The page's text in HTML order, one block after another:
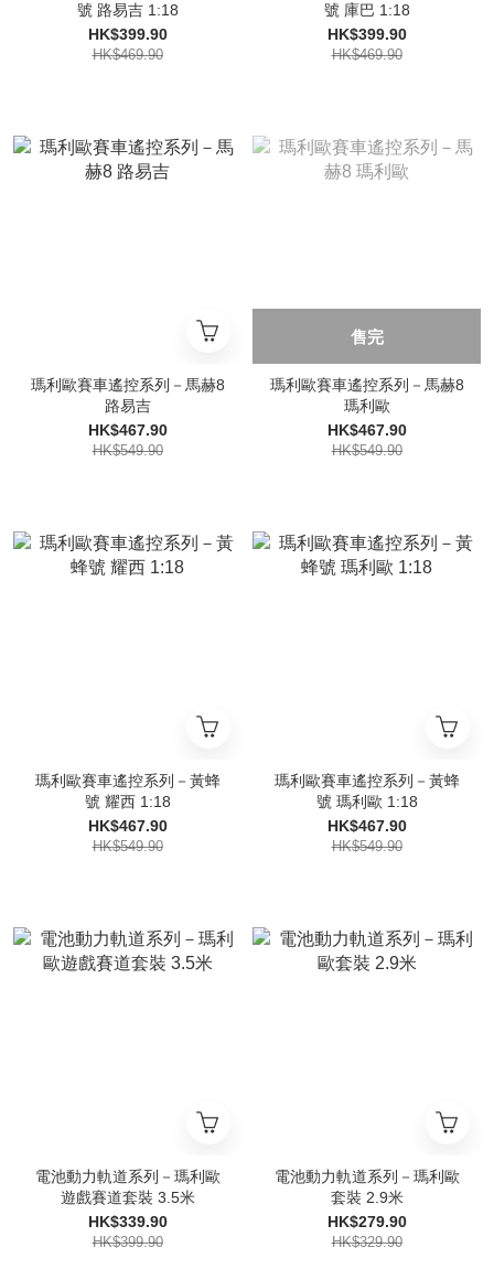
號 路易吉 1:18
HK$399.90
HK$469.90
號 庫巴 1:18
HK$399.90
HK$469.90
瑪利歐賽車遙控系列－馬赫8
路易吉
HK$467.90
HK$549.90
售完
瑪利歐賽車遙控系列－馬赫8
瑪利歐
HK$467.90
HK$549.90
瑪利歐賽車遙控系列－黃蜂
號 耀西 1:18
HK$467.90
HK$549.90
瑪利歐賽車遙控系列－黃蜂
號 瑪利歐 1:18
HK$467.90
HK$549.90
電池動力軌道系列－瑪利歐
遊戲賽道套裝 3.5米
HK$339.90
HK$399.90
電池動力軌道系列－瑪利歐
套裝 2.9米
HK$279.90
HK$329.90